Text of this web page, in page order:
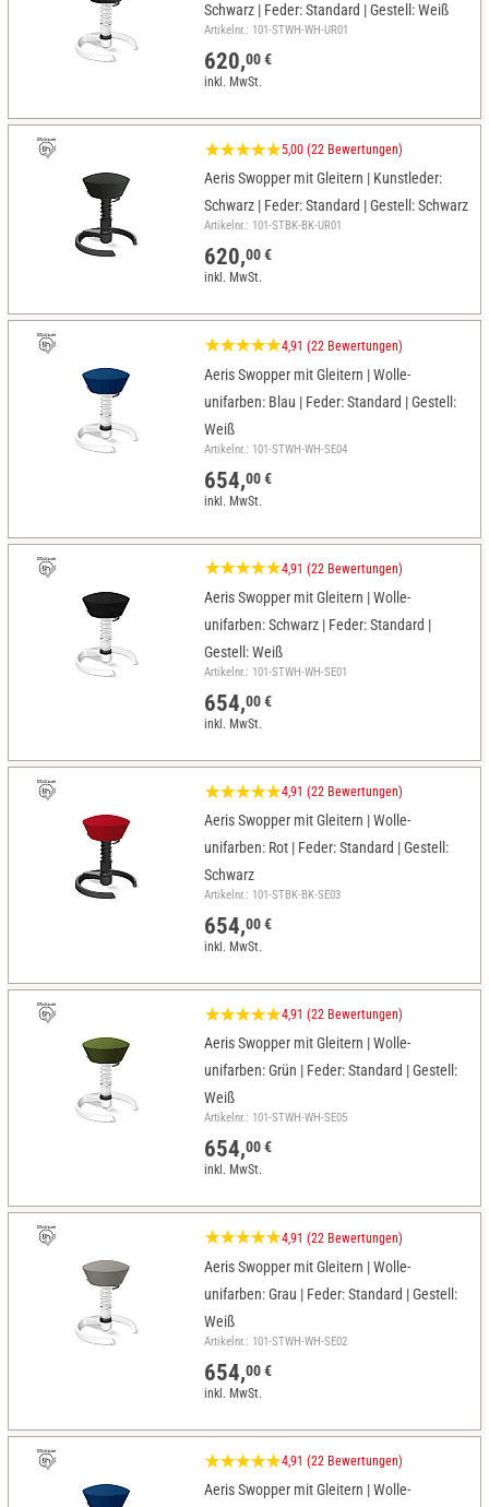
Schwarz | Feder: Standard | Gestell: Weiß
Artikelnr.: 101-STWH-WH-UR01
620,00 €
inkl. MwSt.
5,00 (22 Bewertungen)
Aeris Swopper mit Gleitern | Kunstleder:
Schwarz | Feder: Standard | Gestell: Schwarz
Artikelnr.: 101-STBK-BK-UR01
620,00 €
inkl. MwSt.
4,91 (22 Bewertungen)
Aeris Swopper mit Gleitern | Wolle-
unifarben: Blau | Feder: Standard | Gestell:
Weiß
Artikelnr.: 101-STWH-WH-SE04
654,00 €
inkl. MwSt.
4,91 (22 Bewertungen)
Aeris Swopper mit Gleitern | Wolle-
unifarben: Schwarz | Feder: Standard |
Gestell: Weiß
Artikelnr.: 101-STWH-WH-SE01
654,00 €
inkl. MwSt.
4,91 (22 Bewertungen)
Aeris Swopper mit Gleitern | Wolle-
unifarben: Rot | Feder: Standard | Gestell:
Schwarz
Artikelnr.: 101-STBK-BK-SE03
654,00 €
inkl. MwSt.
4,91 (22 Bewertungen)
Aeris Swopper mit Gleitern | Wolle-
unifarben: Grün | Feder: Standard | Gestell:
Weiß
Artikelnr.: 101-STWH-WH-SE05
654,00 €
inkl. MwSt.
4,91 (22 Bewertungen)
Aeris Swopper mit Gleitern | Wolle-
unifarben: Grau | Feder: Standard | Gestell:
Weiß
Artikelnr.: 101-STWH-WH-SE02
654,00 €
inkl. MwSt.
4,91 (22 Bewertungen)
Aeris Swopper mit Gleitern | Wolle-